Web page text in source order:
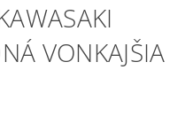
VONKAJŠIA